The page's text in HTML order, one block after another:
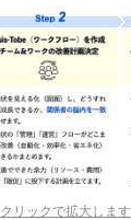
クリックで拡大します